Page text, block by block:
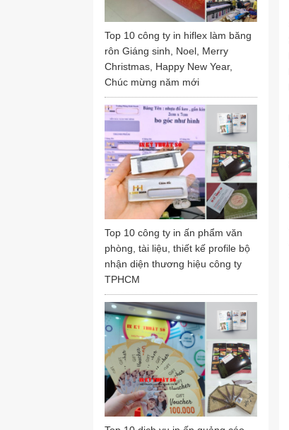
Top 10 công ty in hiflex làm băng
rôn Giáng sinh, Noel, Merry
Christmas, Happy New Year,
Chúc mừng năm mới
Top 10 công ty in ấn phẩm văn
phòng, tài liệu, thiết kế profile bộ
nhận diện thương hiệu công ty
TPHCM